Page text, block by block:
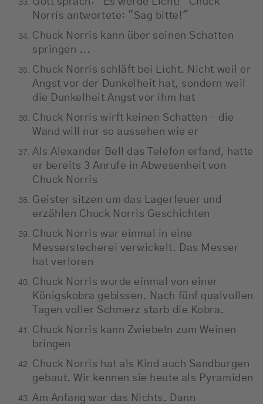
Norris antwortete: "Sag bitte!"
Chuck Norris kann über seinen Schatten
springen ...
Chuck Norris schläft bei Licht. Nicht weil er
Angst vor der Dunkelheit hat, sondern weil
die Dunkelheit Angst vor ihm hat
Chuck Norris wirft keinen Schatten – die
Wand will nur so aussehen wie er
Als Alexander Bell das Telefon erfand, hatte
er bereits 3 Anrufe in Abwesenheit von
Chuck Norris
Geister sitzen um das Lagerfeuer und
erzählen Chuck Norris Geschichten
Chuck Norris war einmal in eine
Messerstecherei verwickelt. Das Messer
hat verloren
Chuck Norris wurde einmal von einer
Königskobra gebissen. Nach fünf qualvollen
Tagen voller Schmerz starb die Kobra.
Chuck Norris kann Zwiebeln zum Weinen
bringen
Chuck Norris hat als Kind auch Sandburgen
gebaut. Wir kennen sie heute als Pyramiden
Am Anfang war das Nichts. Dann